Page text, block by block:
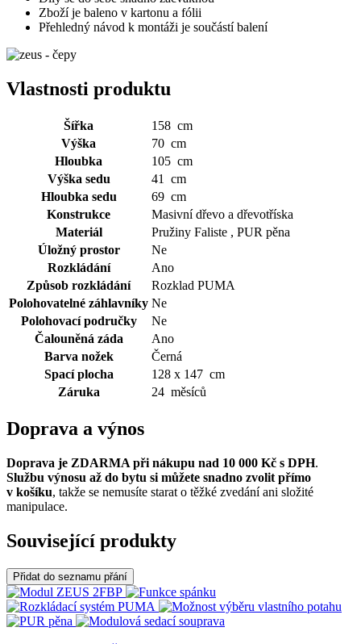
Zboží je baleno v kartonu a fólii
Přehledný návod k montáži je součástí balení
Vlastnosti produktu
Šířka
158 cm
Výška
70 cm
Hloubka
105 cm
Výška sedu
41 cm
Hloubka sedu
69 cm
Konstrukce
Masivní dřevo a dřevotříska
Materiál
Pružiny Faliste , PUR pěna
Úložný prostor
Ne
Rozkládání
Ano
Způsob rozkládání
Rozklad PUMA
Polohovatelné záhlavníky Ne
Polohovací područky
Ne
Čalouněná záda
Ano
Barva nožek
Černá
Spací plocha
128 x 147 cm
Záruka
24 měsíců
Doprava a výnos
Doprava je ZDARMA při nákupu nad 10 000 Kč s DPH.
Službu výnosu až do bytu si můžete snadno zvolit přímo
v košíku, takže se nemusíte starat o těžké zvedání ani složité
manipulace.
Související produkty
Přidat do seznamu přání